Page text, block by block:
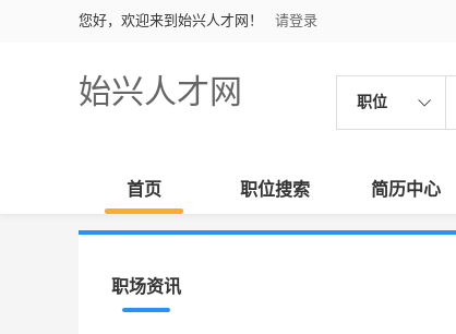
您好，欢迎来到始兴人才网！ 请登录
始兴人才网 职位
首页 职位搜索 简历中心
职场资讯